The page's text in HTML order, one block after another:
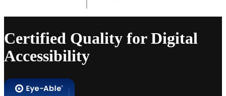
Certified Quality for Digital
Accessibility